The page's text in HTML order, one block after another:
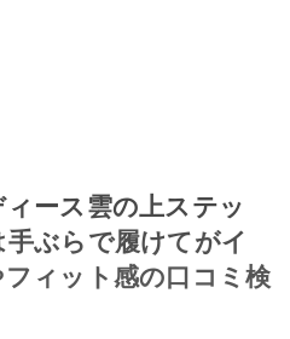
ース雲の上ステッ
ぶらで履けてがイ
ィット感の口コミ検